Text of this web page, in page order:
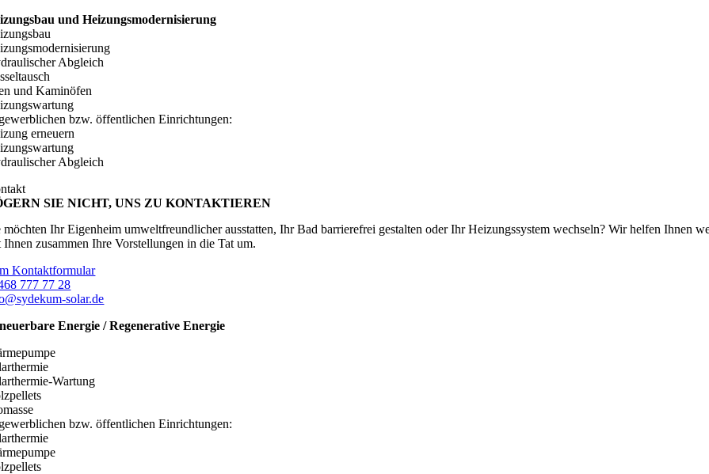
und Heizungsmodernisierung
Abgleich
und Kaminöfen
bzw. öffentlichen Einrichtungen:
erneuern
Abgleich
SIE NICHT, UNS ZU KONTAKTIEREN
möchten Ihr Eigenheim umweltfreundlicher ausstatten, Ihr Bad barrierefrei gestalten oder Ihr Heizungssystem wechseln? Wir helfen Ihnen
Ihnen zusammen Ihre Vorstellungen in die Tat um.
Kontaktformular
777 77 28
solar.de
Energie / Regenerative Energie
Wartung
bzw. öffentlichen Einrichtungen: